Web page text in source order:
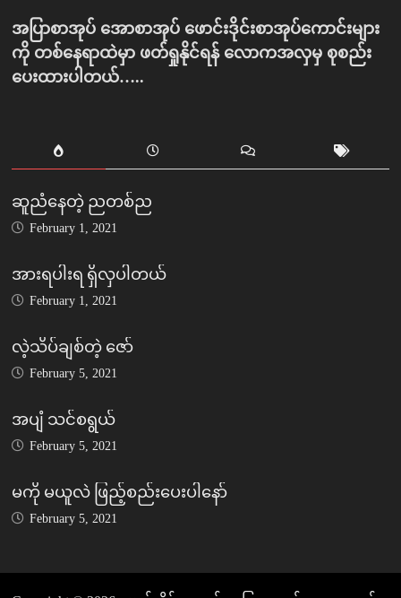
အပြာစာအုပ် အောစာအုပ် ဖောင်းဒိုင်းစာအုပ်ကောင်းများ
ကို တစ်နေရာထဲမှာ ဖတ်ရှုနိုင်ရန် လောကအလှမှ စုစည်း
ပေးထားပါတယ်…..
ဆူညံနေတဲ့ ညတစ်ည
February 1, 2021
အားရပါးရ ရှိလှပါတယ်
February 1, 2021
လဲ့သိပ်ချစ်တဲ့ ဇော်
February 5, 2021
အပျံ သင်စရွယ်
February 5, 2021
မကို မယူလဲ ဖြည့်စည်းပေးပါနော်
February 5, 2021